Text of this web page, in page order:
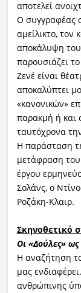
αποτελεί
Ο συγγραφέας
αμείλικτο,
αποκάλυψη του
παρουσιάζει
Ζενέ είναι
αποκαλύπτει
«κανονικών»
παρακμή ή και
ταυτόχρονα
Η παράσταση
μετάφραση
έργου
Σολάνς, ο
Ροζάκη-Κλαιρ.
Σκηνοθετικό
Οι «Δούλες» ως
Η αναζήτηση
μας
ανθρώπινης